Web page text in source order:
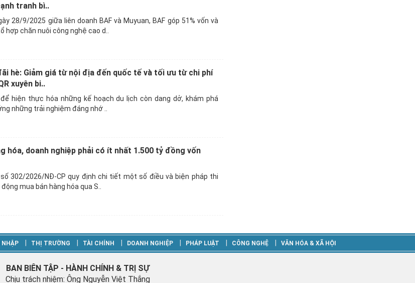
tranh bì..
28/9/2025 giữa liên doanh BAF và Muyuan, BAF góp 51% vốn và
hợp chăn nuôi công nghệ cao d..
hè: Giảm giá từ nội địa đến quốc tế và tối ưu từ chi phí
xuyên bi..
hiện thực hóa những kế hoạch du lịch còn dang dở, khám phá
những trải nghiệm đáng nhớ ..
hóa, doanh nghiệp phải có ít nhất 1.500 tỷ đồng vốn
302/2026/NĐ-CP quy định chi tiết một số điều và biện pháp thi
mua bán hàng hóa qua S..
NHẬP ‎| THỊ TRƯỜNG ‎| TÀI CHÍNH ‎| DOANH NGHIỆP ‎| PHÁP LUẬT ‎| CÔNG NGHỆ ‎| VĂN HÓA & XÃ HỘI
BAN BIÊN TẬP - HÀNH CHÍNH & TRỊ SỰ
Chịu trách nhiệm: Ông Nguyễn Việt Thắng